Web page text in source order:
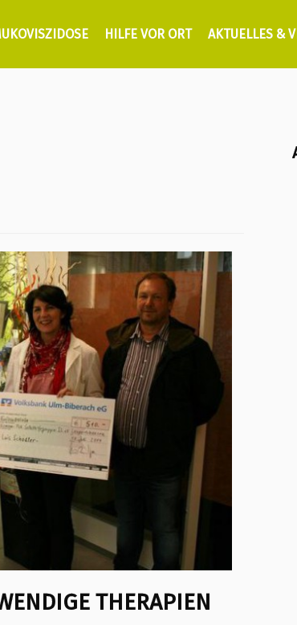
HILFE VOR ORT AKTUELLES &
THERAPIEN